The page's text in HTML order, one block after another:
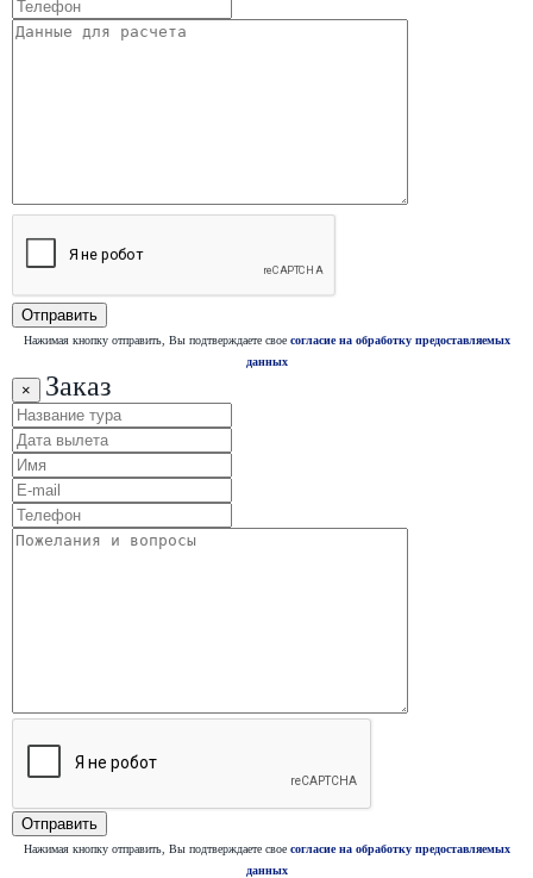
Нажимая кнопку отправить, Вы подтверждаете свое согласие на обработку предоставляемых
данных
× Заказ
Нажимая кнопку отправить, Вы подтверждаете свое согласие на обработку предоставляемых
данных